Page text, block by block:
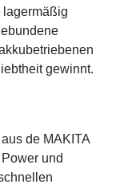
lagermäßig
gewinnt.
aus de MAKITA
und